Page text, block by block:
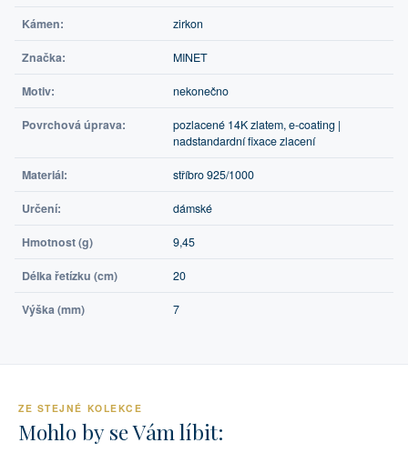
Kámen: zirkon
Značka: MINET
Motiv: nekonečno
Povrchová úprava:
pozlacené 14K zlatem, e-coating |
nadstandardní fixace zlacení
Materiál: stříbro 925/1000
Určení: dámské
Hmotnost (g) 9,45
Délka řetízku (cm) 20
Výška (mm) 7
ZE STEJNÉ KOLEKCE
Mohlo by se Vám líbit: